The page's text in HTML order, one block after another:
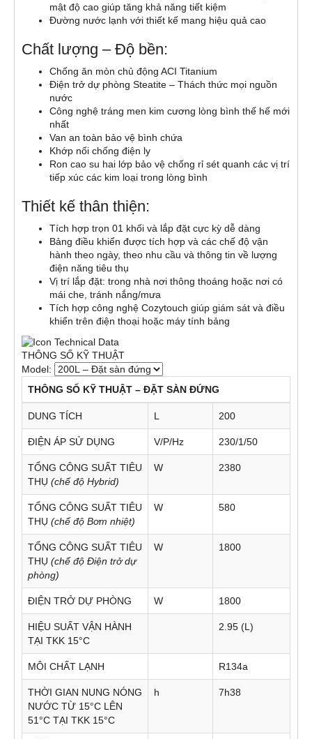
mật độ cao giúp tăng khả năng tiết kiệm
Đường nước lạnh với thiết kế mang hiệu quả cao
Chất lượng – Độ bền:
Chống ăn mòn chủ động ACI Titanium
Điện trở dự phòng Steatite – Thách thức mọi nguồn
nước
Công nghệ tráng men kim cương lòng bình thế hế mới
nhất
Van an toàn bảo vệ bình chứa
Khớp nối chống điện ly
Ron cao su hai lớp bảo vệ chống rỉ sét quanh các vị trí
tiếp xúc các kim loại trong lòng bình
Thiết kế thân thiện:
Tích hợp trọn 01 khối và lắp đặt cực kỳ dễ dàng
Bảng điều khiển được tích hợp và các chế độ vận
hành theo ngày, theo nhu cầu và thông tin về lượng
điện năng tiêu thụ
Vị trí lắp đặt: trong nhà nơi thông thoáng hoặc nơi có
mái che, tránh nắng/mưa
Tích hợp công nghệ Cozytouch giúp giám sát và điều
khiển trên điện thoại hoặc máy tính bảng
THÔNG SỐ KỸ THUẬT
Model:
THÔNG SỐ KỸ THUẬT – ĐẶT SÀN ĐỨNG
DUNG TÍCH L 200
ĐIỆN ÁP SỬ DỤNG V/P/Hz 230/1/50
TỔNG CÔNG SUẤT TIÊU
THỤ (chế độ Hybrid)
W 2380
TỔNG CÔNG SUẤT TIÊU
THỤ (chế độ Bơm nhiệt)
W 580
TỔNG CÔNG SUẤT TIÊU
THỤ (chế độ Điện trở dự
phòng)
W 1800
ĐIỆN TRỞ DỰ PHÒNG W 1800
HIỆU SUẤT VẬN HÀNH
TẠI TKK 15°C
2.95 (L)
MÔI CHẤT LẠNH R134a
THỜI GIAN NUNG NÓNG
NƯỚC TỪ 15°C LÊN
51°C TẠI TKK 15°C
h 7h38